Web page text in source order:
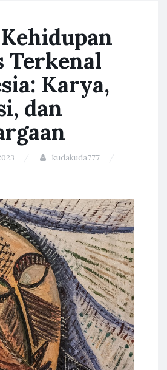
Terkenal
Karya,
dan
kudakuda777